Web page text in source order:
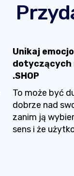
Unikaj
dotyczących
.SHOP
To może być
dobrze nad
zanim ją
sens i że